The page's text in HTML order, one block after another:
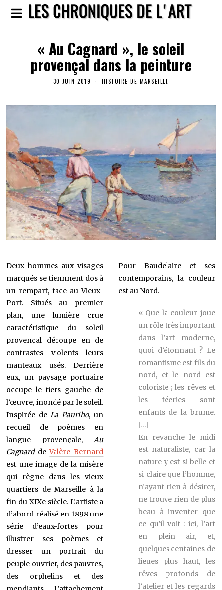
« Au Cagnard », le soleil
provençal dans la peinture
30 JUIN 2019 HISTOIRE DE MARSEILLE
Deux hommes aux visages
marqués se tiennnent dos à
un rempart, face au Vieux-
Port. Situés au premier
plan, une lumière crue
caractéristique du soleil
provençal découpe en de
contrastes violents leurs
manteaux usés. Derrière
eux, un paysage portuaire
occupe le tiers gauche de
l’œuvre, inondé par le soleil.
Inspirée de La Pauriho, un
recueil de poèmes en
langue provençale, Au
CagnarddeValère Bernard
est une image de la misère
qui règne dans les vieux
quartiers de Marseille à la
fin du XIXe siècle. L’artiste a
d’abord réalisé en 1898 une
série d’eaux-fortes pour
illustrer ses poèmes et
dresser un portrait du
peuple ouvrier, des pauvres,
des orphelins et des
Pour Baudelaire et ses
contemporains, la couleur
est au Nord.
« Que la couleur joue
un rôle très important
dans l’art moderne,
quoi d’étonnant ? Le
romantisme est fils du
nord, et le nord est
coloriste ; les rêves et
les féeries sont
enfants de la brume.
[…]
En revanche le midi
est naturaliste, car la
nature y est si belle et
si claire que l’homme,
n’ayant rien à désirer,
ne trouve rien de plus
beau à inventer que
ce qu’il voit : ici, l’art
en plein air, et,
quelques centaines de
lieues plus haut, les
rêves profonds de
l’atelier et les regards